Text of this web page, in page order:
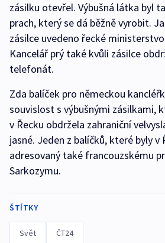
zásilku otevřel. Výbušná látka byl
prach, který se dá běžně vyrobit.
zásilce uvedeno řecké
Kancelář prý také kvůli zásilce
telefonát.
Zda balíček pro německou
souvislost s výbušnými zásilkami,
v Řecku obdržela zahraniční
jasné. Jeden z balíčků, které byly v
adresovaný také francouzskému
Sarkozymu.
ŠTÍTKY
Svět ČT24